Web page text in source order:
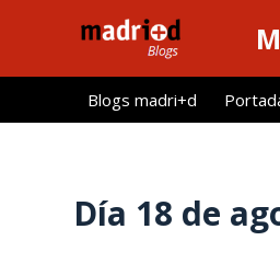
l
Blogs madri+d
Día 18 de